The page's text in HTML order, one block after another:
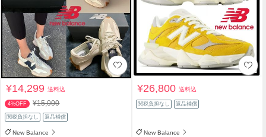
¥14,299送料込
4%OFF ¥15,000
関税負担なし 返品補償
New Balance
¥26,800送料込
関税負担なし 返品補償
New Balance